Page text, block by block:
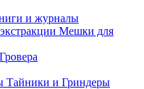
и журналы
Мешки для
Тайники и Гриндеры